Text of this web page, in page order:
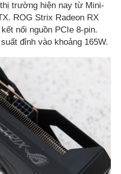
trường hiện nay từ Mini-
ROG Strix Radeon RX
nối nguồn PCIe 8-pin.
đỉnh vào khoảng 165W.